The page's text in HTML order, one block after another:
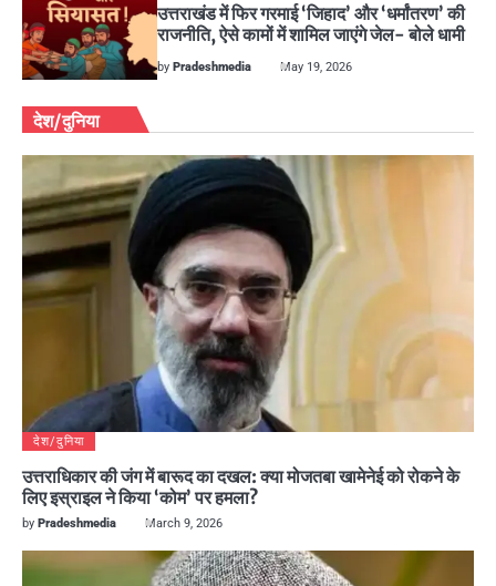
उत्तराखंड में फिर गरमाई ‘जिहाद’ और ‘धर्मांतरण’ की
राजनीति, ऐसे कामों में शामिल जाएंगे जेल- बोले धामी
byPradeshmedia May 19, 2026
देश/दुनिया
देश/दुनिया
उत्तराधिकार की जंग में बारूद का दखल: क्या मोजतबा खामेनेई को रोकने के
लिए इस्राइल ने किया ‘कोम’ पर हमला?
by Pradeshmedia March 9, 2026